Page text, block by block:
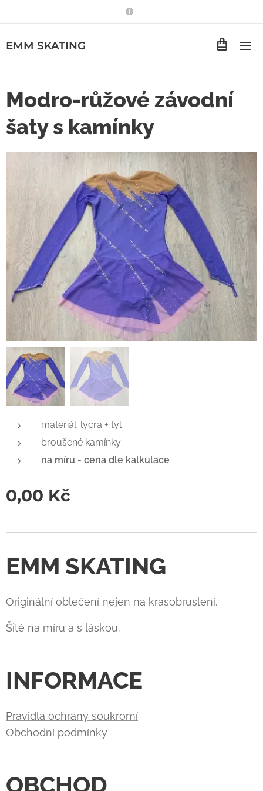
EMM SKATING
Modro-růžové závodní
šaty s kamínky
materiál: lycra + tyl
broušené kamínky
na míru - cena dle kalkulace
0,00 Kč
EMM SKATING
Originální oblečení nejen na krasobruslení.
Šité na míru a s láskou.
INFORMACE
Pravidla ochrany soukromí
Obchodní podmínky
OBCHOD